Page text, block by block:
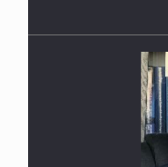
بنيجيريا لعام